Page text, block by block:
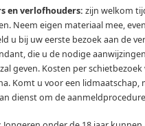
en verlofhouders: zijn welkom
Neem eigen materiaal mee,
u bij uw eerste bezoek aan de
die u de nodige
geven. Kosten per
Komt u voor een lidmaatschap,
dienst om de